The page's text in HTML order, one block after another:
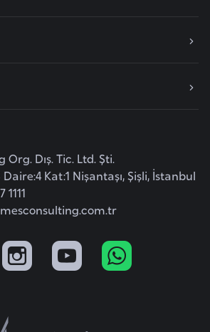
Dış. Tic. Ltd. Şti.
Kat:1 Nişantaşı, Şişli, İstanbul